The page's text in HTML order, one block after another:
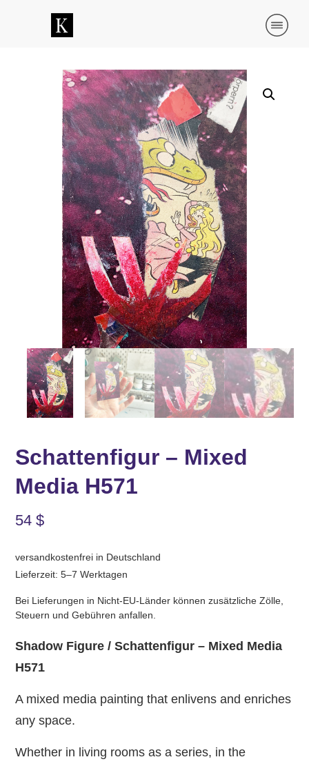
Schattenfigur – Mixed
Media H571
54 $
versandkostenfrei in Deutschland
Lieferzeit: 5–7 Werktagen
Bei Lieferungen in Nicht-EU-Länder können zusätzliche Zölle,
Steuern und Gebühren anfallen.
Shadow Figure / Schattenfigur – Mixed Media
H571
A mixed media painting that enlivens and enriches
any space.
Whether in living rooms as a series, in the